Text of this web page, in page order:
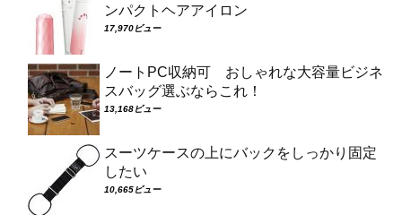
ンパクトヘアアイロン
17,970ビュー
ノートPC収納可 おしゃれな大容量ビジネ
スバッグ選ぶならこれ！
13,168ビュー
スーツケースの上にバックをしっかり固定
したい
10,665ビュー